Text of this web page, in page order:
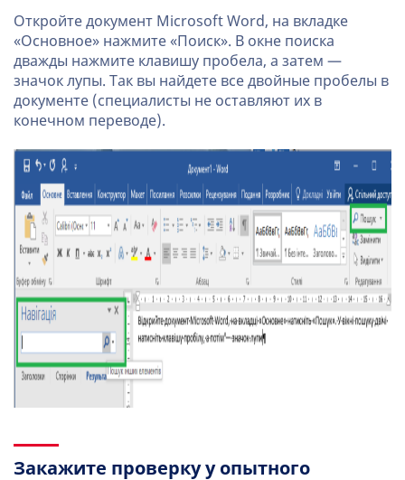
Откройте документ Microsoft Word, на вкладке
«Основное» нажмите «Поиск». В окне поиска
дважды нажмите клавишу пробела, а затем —
значок лупы. Так вы найдете все двойные пробелы в
документе (специалисты не оставляют их в
конечном переводе).
Закажите проверку у опытного